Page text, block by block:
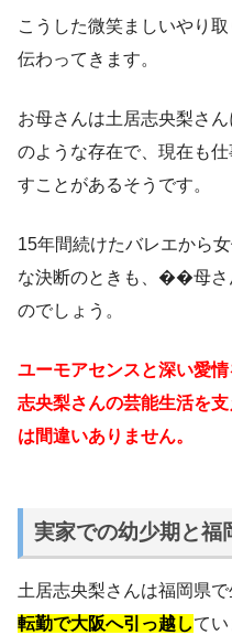
こうした微笑ましいやり
伝わってきます。
お母さんは土居志央梨さ
のような存在で、現在も
すことがあるそうです。
15年間続けたバレエから
な決断のときも、��母さ
のでしょう。
ユーモアセンスと深い愛
志央梨さんの芸能生活を
は間違いありません。
実家での幼少期と福
土居志央梨さんは福岡県で
転勤で大阪へ引っ越してい